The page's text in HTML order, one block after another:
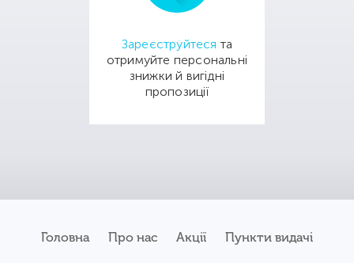
Зареєструйтеся та
отримуйте персональні
знижки й вигідні
пропозиції
Головна Про нас Акції Пункти видачі